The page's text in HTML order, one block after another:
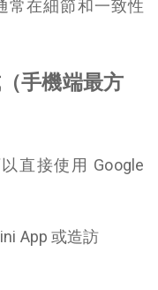
常在細節和一致性
手機端最方
直接使用 Google
App 或造訪